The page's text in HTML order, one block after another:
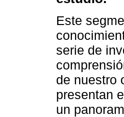
Este
serie de
de nuestro
presentan
un